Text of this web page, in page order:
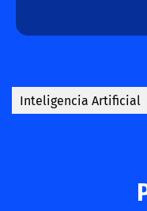
Inteligencia Artificial